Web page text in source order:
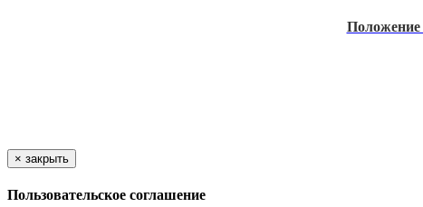
Положение
× закрыть
Пользовательское соглашение